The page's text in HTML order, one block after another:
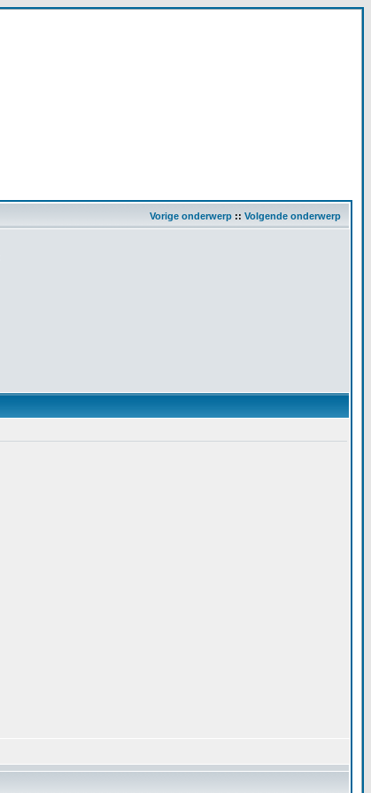
Vorige onderwerp :: Volgende onderwerp